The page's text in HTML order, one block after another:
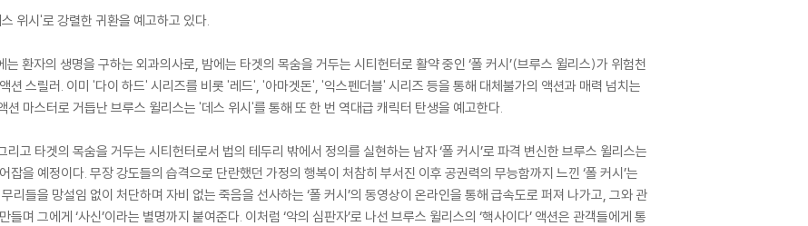
위시'로 강렬한 귀환을 예고하고 있다.
환자의 생명을 구하는 외과의사로, 밤에는 타겟의 목숨을 거두는 시티헌터로 활약 중인 ‘폴 커시’(브루스 윌리스)가 위험천
션 스릴러. 이미 '다이 하드' 시리즈를 비롯 '레드', '아마겟돈', '익스펜더블' 시리즈 등을 통해 대체불가의 액션과 매력 넘치는
마스터로 거듭난 브루스 윌리스는 '데스 위시'를 통해 또 한 번 역대급 캐릭터 탄생을 예고한다.
고 타겟의 목숨을 거두는 시티헌터로서 법의 테두리 밖에서 정의를 실현하는 남자 ‘폴 커시’로 파격 변신한 브루스 윌리스는
을 예정이다. 무장 강도들의 습격으로 단란했던 가정의 행복이 처참히 부서진 이후 공권력의 무능함까지 느낀 ‘폴 커시’는
리들을 망설임 없이 처단하며 자비 없는 죽음을 선사하는 ‘폴 커시’의 동영상이 온라인을 통해 급속도로 퍼져 나가고, 그와 관
며 그에게 ‘사신’이라는 별명까지 붙여준다. 이처럼 ‘악의 심판자’로 나선 브루스 윌리스의 ‘핵사이다’ 액션은 관객들에게 통